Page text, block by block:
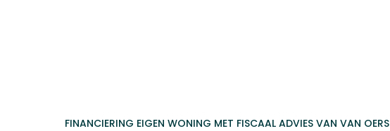
FINANCIERING EIGEN WONING MET FISCAAL ADVIES VAN VAN OERS